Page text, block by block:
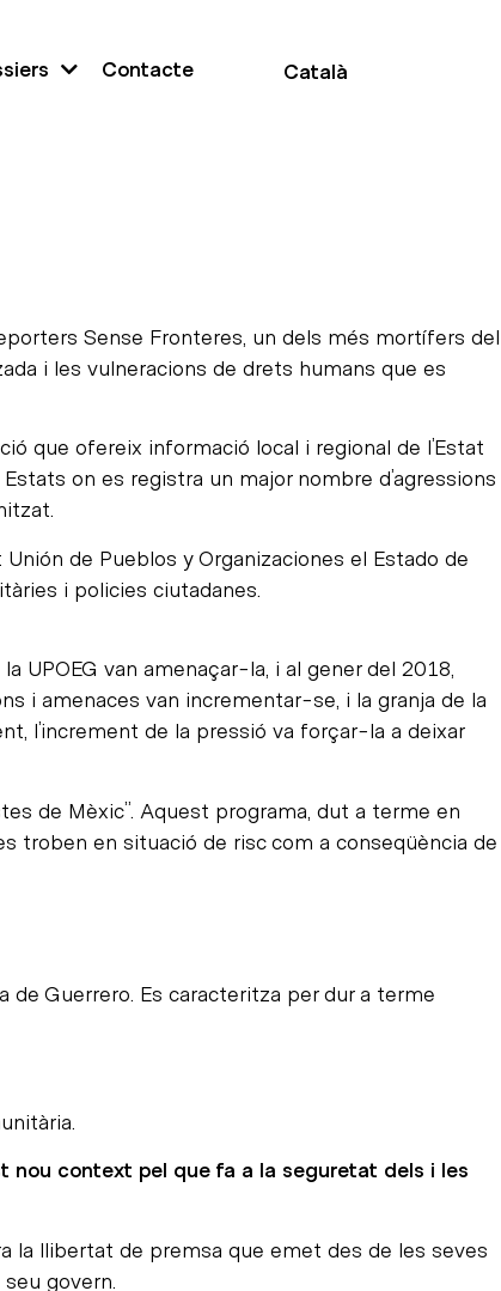
Contacte Català
Sense Fronteres, un dels més mortífers del
i les vulneracions de drets humans que es
que ofereix informació local i regional de l’Estat
on es registra un major nombre d’agressions
de Pueblos y Organizaciones el Estado de
i policies ciutadanes.
UPOEG van amenaçar-la, i al gener del 2018,
i amenaces van incrementar-se, i la granja de la
l’increment de la pressió va forçar-la a deixar
de Mèxic”. Aquest programa, dut a terme en
troben en situació de risc com a conseqüència de
de Guerrero. Es caracteritza per dur a terme
nou context pel que fa a la seguretat dels i les
la llibertat de premsa que emet des de les seves
govern.